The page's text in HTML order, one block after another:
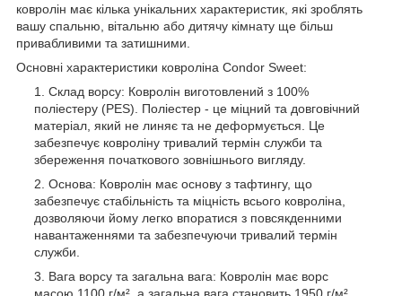
ковролін має кілька унікальних характеристик, які зроблять
вашу спальню, вітальню або дитячу кімнату ще більш
привабливими та затишними.
Основні характеристики ковроліна Condor Sweet:
Склад ворсу: Ковролін виготовлений з 100%
поліестеру (PES). Поліестер - це міцний та довговічний
матеріал, який не линяє та не деформується. Це
забезпечує ковроліну тривалий термін служби та
збереження початкового зовнішнього вигляду.
Основа: Ковролін має основу з тафтингу, що
забезпечує стабільність та міцність всього ковроліна,
дозволяючи йому легко впоратися з повсякденними
навантаженнями та забезпечуючи тривалий термін
служби.
Вага ворсу та загальна вага: Ковролін має ворс
масою 1100 г/м², а загальна вага становить 1950 г/м².